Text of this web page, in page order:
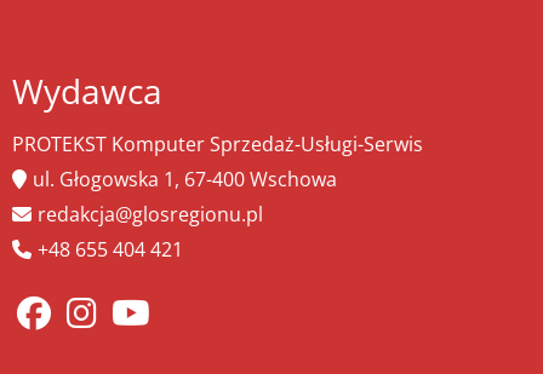
Wydawca
PROTEKST Komputer Sprzedaż-Usługi-Serwis
ul. Głogowska 1, 67-400 Wschowa
redakcja@glosregionu.pl
+48 655 404 421